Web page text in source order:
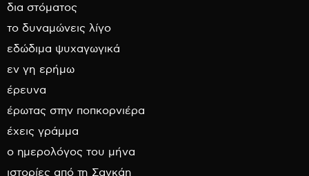
δια στόματος
το δυναμώνεις λίγο
εδώδιμα ψυχαγωγικά
εν γη ερήμω
έρευνα
έρωτας στην ποπκορνιέρα
έχεις γράμμα
ο ημερολόγος του μήνα
ιστορίες από τη Σαγκάη